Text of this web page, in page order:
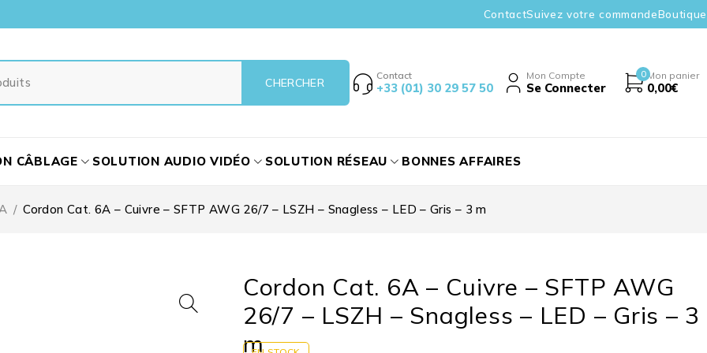
ContactSuivez votre commandeBoutique
Contact
+33 (01) 30 29 57 50
Mon Compte
Se Connecter
0 Mon panier
0,00€
CÂBLAGE SOLUTION AUDIO VIDÉO SOLUTION RÉSEAU BONNES AFFAIRES
/ Cordon Cat. 6A – Cuivre – SFTP AWG 26/7 – LSZH – Snagless – LED – Gris – 3 m
Cordon Cat. 6A – Cuivre – SFTP AWG
26/7 – LSZH – Snagless – LED – Gris – 3
m